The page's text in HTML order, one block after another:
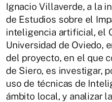
Ignacio Villaverde, a la
de Estudios sobre el
inteligencia artificial, el
Universidad de Oviedo,
del proyecto, en el que
de Siero, es investigar,
uso de técnicas de
ámbito local, y analizar